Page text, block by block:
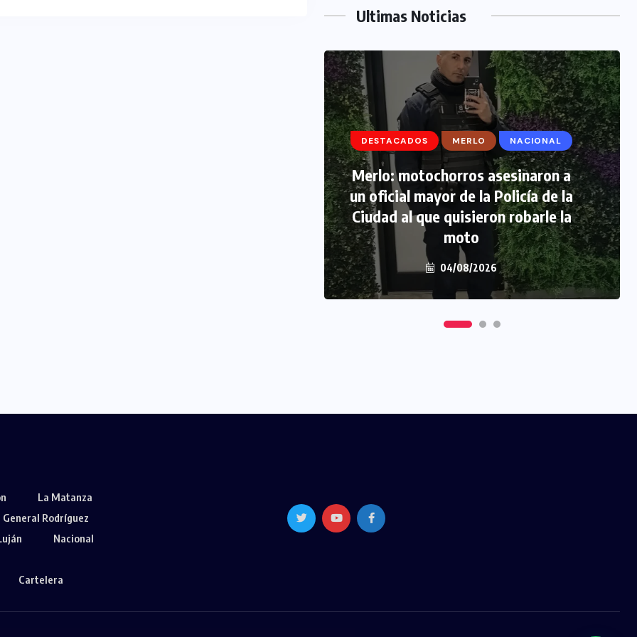
Ultimas Noticias
DESTACADOS MERLO NACIONAL
Merlo: motochorros asesinaron a
un oficial mayor de la Policía de la
Ciudad al que quisieron robarle la
moto
04/08/2026
DESTACADOS MERLO MORÓN
Morón: se negó a declarar la
funcionaria narco y seguirá
detenida camino a prisión
preventiva
04/08/2026
La Matanza
General Rodríguez
Nacional
Cartelera